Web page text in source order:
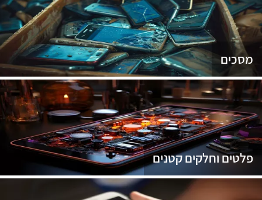
מסכים
פלטים וחלקים קטנים